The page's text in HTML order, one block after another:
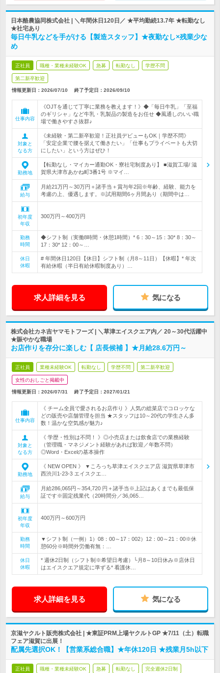
日本酪農協同株式会社 | ＼年間休日120日／ ★平均勤続13.7年 ★転勤なし
★社宅あり
毎日牛乳などを手がける【製造スタッフ】★夜勤なし×残業少な
め
正社員 職種・業種未経験OK 急募 転勤なし 学歴不問
第二新卒歓迎
情報更新日：2026/07/10 終了予定日： 2026/09/10
仕事内容
《OJTを通じて丁寧に業務を教えます！》◆「毎日牛乳」「至福
のギリシャ」など牛乳・乳製品の製造をお任せ ◆風通しのいい職
場で働きやすさ抜群♪
対象と
なる方
《未経験・第二新卒歓迎！正社員デビューもOK｜学歴不問》
「安定企業で腰を据えて働きたい」「仕事もプライベートも大切
にしたい」という方はぜひ！
勤務地
【転勤なし・マイカー通勤OK・寮社宅制度あり】 ■滋賀工場/ 滋
賀県大津市あかね町3番1号 ※マイ…
給与
月給21万円～30万円＋諸手当＋賞与年2回※年齢、経験、能力を
考慮の上、優遇します。※試用期間6ヶ月間あり（期間中は…
初年度
年収
300万円～400万円
勤務
時間
◆シフト制（実働8時間・休憩1時間）* 6：30～15：30* 8：30～
17：30* 12：00～…
休日
休暇
# 年間休日120日【休日】シフト制（月8～11日）【休暇】* 年次
有給休暇（半日有給休暇制度あり）…
求人詳細を見る 気になる
株式会社カネ吉ヤマモトフーズ | ＼草津エイスクエア内／ 20～30代活躍中
★賑やかな職場
お店作りを存分に楽しむ【 店長候補 】★月給28.6万円～
正社員 業種未経験OK 転勤なし 学歴不問 第二新卒歓迎
女性のおしごと掲載中
情報更新日：2026/07/31 終了予定日： 2027/01/21
仕事内容
《 チーム全員で愛されるお店作り 》人気の総菜店でコロッケな
どの販売や店舗管理を担当 ★スタッフは10～20代の学生さん多
数！温かな空気感が魅力♪
対象と
なる方
《 学歴・性別は不問！ 》◎小売店または飲食店での業務経験
（管理職・マネジメント経験があれば歓迎／年数不問）
◎Word・Excelの基本操作
勤務地
《 NEW OPEN 》 ▼ころっち草津エイスクエア店 滋賀県草津市
西渋川1-23-3 エイスクエ…
給与
月給286,065円～354,720 円＋諸手当※上記はあくまでも最低保
証です※固定残業代（20時間分／36,065…
初年度
年収
400万円～600万円
勤務
時間
▼シフト制（一例）1）08：00～17：002）12：00～21：00※休
憩60分※時間外労働有無：…
休日
休暇
* 週休2日制（シフト制※希望日考慮）└月8～10日休み※店休日
はエイスクエア規定に準ずる* 看護休…
求人詳細を見る 気になる
京滋ヤクルト販売株式会社 | ★東証PRM上場ヤクルトGP ★7/11（土）転職
フェア滋賀に出展！
配属先選択OK！【営業系総合職】★年休120日 ★残業月5h以下
正社員 職種・業種未経験OK 急募 転勤なし 完全週休2日制